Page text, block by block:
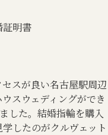
証明書
スが良い名古屋駅周辺
スウェディングができ
した。結婚指輪を購入
したのがクルヴェット